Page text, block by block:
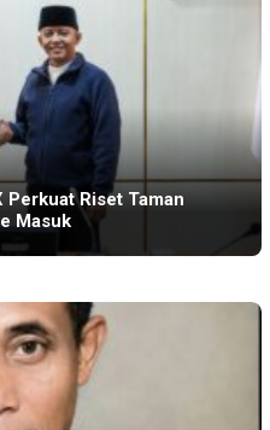
Perkuat Riset Taman
Masuk